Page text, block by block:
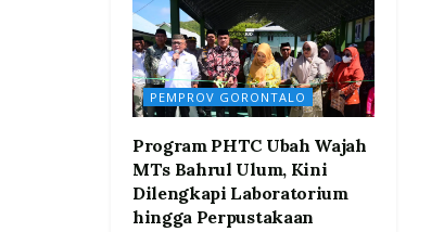
PEMPROV GORONTALO
Program PHTC Ubah Wajah
MTs Bahrul Ulum, Kini
Dilengkapi Laboratorium
hingga Perpustakaan